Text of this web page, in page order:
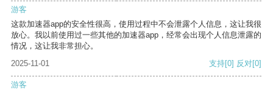
游客
这款加速器app的安全性很高，使用过程中不会泄露个人信息，这让我很
放心。我以前使用过一些其他的加速器app，经常会出现个人信息泄露的
情况，这让我非常担心。
2025-11-01
支持[0] 反对[0]
游客